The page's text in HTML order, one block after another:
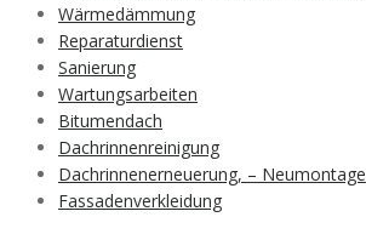
Wärmedämmung
Reparaturdienst
Sanierung
Wartungsarbeiten
Bitumendach
Dachrinnenreinigung
Dachrinnenerneuerung, – Neumontage
Fassadenverkleidung